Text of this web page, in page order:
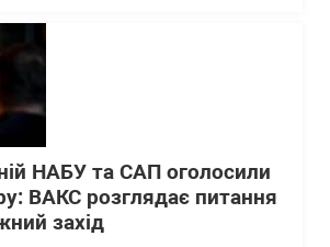
НАБУ та САП оголосили
ВАКС розглядає питання
захід